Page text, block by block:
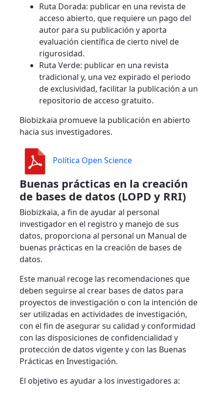
Ruta Dorada: publicar en una revista de
acceso abierto, que requiere un pago del
autor para su publicación y aporta
evaluación científica de cierto nivel de
rigurosidad.
Ruta Verde: publicar en una revista
tradicional y, una vez expirado el periodo
de exclusividad, facilitar la publicación a un
repositorio de acceso gratuito.
Biobizkaia promueve la publicación en abierto
hacia sus investigadores.
Política Open Science
Buenas prácticas en la creación
de bases de datos (LOPD y RRI)
Biobizkaia, a fin de ayudar al personal
investigador en el registro y manejo de sus
datos, proporciona al personal un Manual de
buenas prácticas en la creación de bases de
datos.
Este manual recoge las recomendaciones que
deben seguirse al crear bases de datos para
proyectos de investigación o con la intención de
ser utilizadas en actividades de investigación,
con el fin de asegurar su calidad y conformidad
con las disposiciones de confidencialidad y
protección de datos vigente y con las Buenas
Prácticas en Investigación.
El objetivo es ayudar a los investigadores a: